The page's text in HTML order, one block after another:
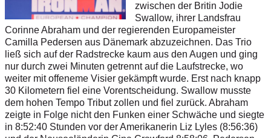
zwischen der Britin Jodie
Swallow, ihrer Landsfrau
Corinne Abraham und der regierenden Europameister
Camilla Pedersen aus Dänemark abzuzeichnen. Das Trio
ließ sich auf der Radstrecke kaum aus den Augen und ging
nur durch zwei Minuten getrennt auf die Laufstrecke, wo
weiter mit offeneme Visier gekämpft wurde. Erst nach knapp
30 Kilometern fiel eine Vorentscheidung. Swallow musste
dem hohen Tempo Tribut zollen und fiel zurück. Abraham
zeigte in Folge nicht den Funken einer Schwäche und siegte
in 8:52:40 Stunden vor der Amerikanerin Liz Lyles (8:56:36)